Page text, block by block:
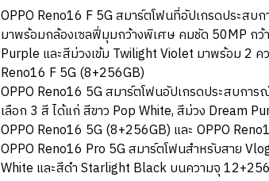
OPPO Reno16 F 5G สมาร์ตโฟนที่อัปเกรดประส
มาพร้อมกล้องเซลฟี่มุมกว้างพิเศษ คมชัด 50MP กว้
Purple และสีม่วงเข้ม Twilight Violet มาพร้อม 2 ค
Reno16 F 5G (8+256GB)
OPPO Reno16 5G สมาร์ตโฟนอัปเกรดประสบกา
เลือก 3 สี ได้แก่ สีขาว Pop White, สีม่วง Dream
OPPO Reno16 5G (8+256GB) และ OPPO
OPPO Reno16 Pro 5G สมาร์ตโฟนสำหรับสาย
White และสีดำ Starlight Black บนความจุ